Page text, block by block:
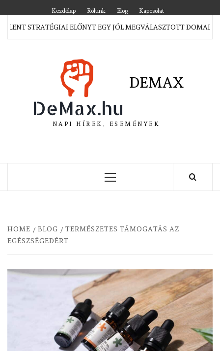
to
content
Kezdőlap Rólunk Blog Kapcsolat
STRATÉGIAI ELŐNYT EGY JÓL MEGVÁLASZTOTT DOMAIN
DEMAX
NAPI HÍREK, ESEMÉNYEK
Primary
HOME BLOG
TERMÉSZETES TÁMOGATÁS AZ
EGÉSZSÉGEDÉRT